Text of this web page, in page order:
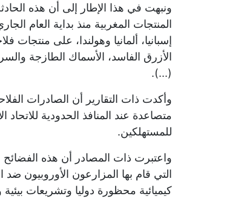
ونبهت في هذا الإطار إلى أن هذه
المنتجات المغربية منذ بداية العام
إسبانيا، ألمانيا وهولندا، على
الأزرق الفاسد، الأسماك الطازجة
(...).
وأكدت ذات التقارير أن الصادرات
متصاعدة عند المنافذ الحدودية
للمستهلكين.
واعتبرت ذات المصادر أن هذه الفضائح
التي قام بها المزارعون الأوروبيون
كيميائية محظورة دوليا وتشريعات